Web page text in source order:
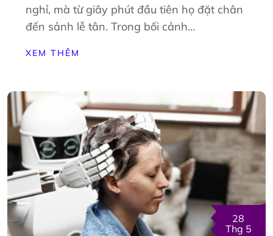
nghỉ, mà từ giây phút đầu tiên họ đặt chân
đến sảnh lễ tân. Trong bối cảnh…
XEM THÊM
28
Thg 5